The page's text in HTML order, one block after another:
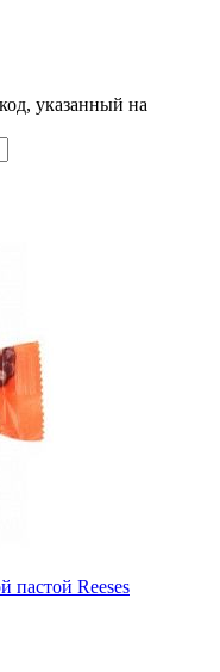
указанный на
пастой Reeses